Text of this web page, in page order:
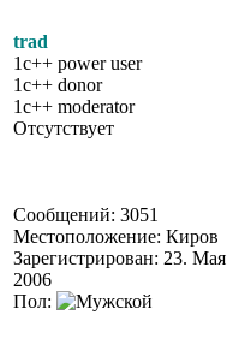
trad
1c++ power user
1c++ donor
1c++ moderator
Отсутствует
Сообщений: 3051
Местоположение: Киров
Зарегистрирован: 23. Мая
2006
Пол: